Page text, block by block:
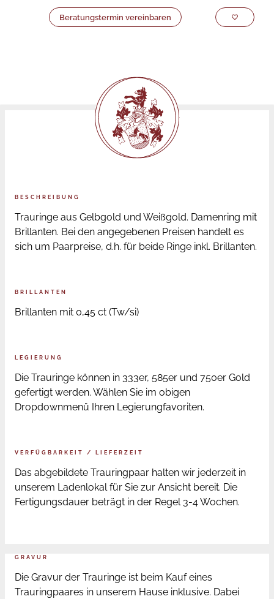
Beratungstermin vereinbaren
BESCHREIBUNG
Trauringe aus Gelbgold und Weißgold. Damenring mit
Brillanten. Bei den angegebenen Preisen handelt es
sich um Paarpreise, d.h. für beide Ringe inkl. Brillanten.
BRILLANTEN
Brillanten mit 0,45 ct (Tw/si)
LEGIERUNG
Die Trauringe können in 333er, 585er und 750er Gold
gefertigt werden. Wählen Sie im obigen
Dropdownmenü Ihren Legierungfavoriten.
VERFÜGBARKEIT / LIEFERZEIT
Das abgebildete Trauringpaar halten wir jederzeit in
unserem Ladenlokal für Sie zur Ansicht bereit. Die
Fertigungsdauer beträgt in der Regel 3-4 Wochen.
GRAVUR
Die Gravur der Trauringe ist beim Kauf eines
Trauringpaares in unserem Hause inklusive. Dabei